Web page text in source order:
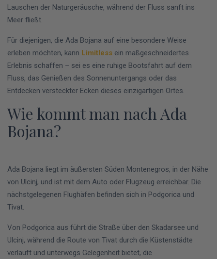
Lauschen der Naturgeräusche, während der Fluss sanft ins
Meer fließt.
Für diejenigen, die Ada Bojana auf eine besondere Weise
erleben möchten, kann Limitless ein maßgeschneidertes
Erlebnis schaffen – sei es eine ruhige Bootsfahrt auf dem
Fluss, das Genießen des Sonnenuntergangs oder das
Entdecken versteckter Ecken dieses einzigartigen Ortes.
Wie kommt man nach Ada
Bojana?
Ada Bojana liegt im äußersten Süden Montenegros, in der Nähe
von Ulcinj, und ist mit dem Auto oder Flugzeug erreichbar. Die
nächstgelegenen Flughäfen befinden sich in Podgorica und
Tivat.
Von Podgorica aus führt die Straße über den Skadarsee und
Ulcinj, während die Route von Tivat durch die Küstenstädte
verläuft und unterwegs Gelegenheit bietet, die